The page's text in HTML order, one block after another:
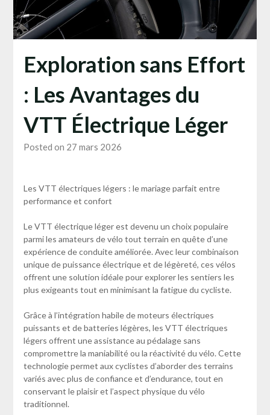
Exploration sans Effort
: Les Avantages du
VTT Électrique Léger
Posted on 27 mars 2026
Les VTT électriques légers : le mariage parfait entre
performance et confort
Le VTT électrique léger est devenu un choix populaire
parmi les amateurs de vélo tout terrain en quête d’une
expérience de conduite améliorée. Avec leur combinaison
unique de puissance électrique et de légèreté, ces vélos
offrent une solution idéale pour explorer les sentiers les
plus exigeants tout en minimisant la fatigue du cycliste.
Grâce à l’intégration habile de moteurs électriques
puissants et de batteries légères, les VTT électriques
légers offrent une assistance au pédalage sans
compromettre la maniabilité ou la réactivité du vélo. Cette
technologie permet aux cyclistes d’aborder des terrains
variés avec plus de confiance et d’endurance, tout en
conservant le plaisir et l’aspect physique du vélo
traditionnel.